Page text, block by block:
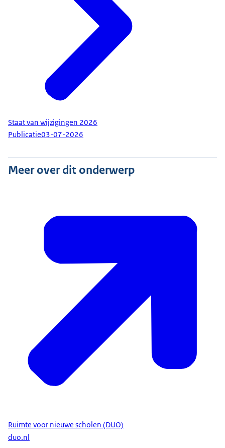
Staat van wijzigingen 2026
Publicatie03-07-2026
Meer over dit onderwerp
Ruimte voor nieuwe scholen (DUO)
duo.nl